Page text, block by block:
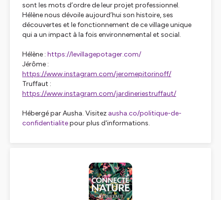
sont les mots d’ordre de leur projet professionnel.
Hélène nous dévoile aujourd’hui son histoire, ses
découvertes et le fonctionnement de ce village unique
qui a un impact à la fois environnemental et social.
Hélène : https://levillagepotager.com/
Jérôme :
https://www.instagram.com/jeromepitorinoff/
Truffaut :
https://www.instagram.com/jardineriestruffaut/
Hébergé par Ausha. Visitez ausha.co/politique-de-
confidentialitepour plus d'informations.